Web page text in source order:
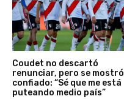
Coudet no descartó
renunciar, pero se mostró
confiado: “Sé que me está
puteando medio país”